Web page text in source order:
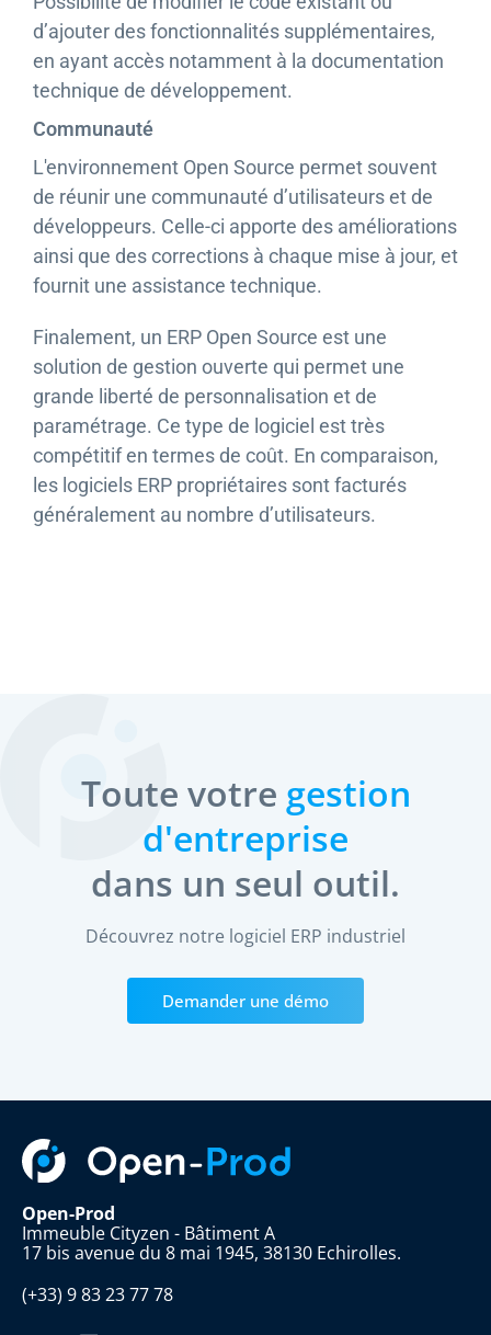
d’ajouter des fonctionnalités supplémentaires,
en ayant accès notamment à la documentation
technique de développement.
Communauté
L'environnement Open Source permet souvent
de réunir une communauté d’utilisateurs et de
développeurs. Celle-ci apporte des améliorations
ainsi que des corrections à chaque mise à jour, et
fournit une assistance technique.
Finalement, un ERP Open Source est une
solution de gestion ouverte qui permet une
grande liberté de personnalisation et de
paramétrage. Ce type de logiciel est très
compétitif en termes de coût. En comparaison,
les logiciels ERP propriétaires sont facturés
généralement au nombre d’utilisateurs.
Toute votre gestion
d'entreprise
dans un seul outil.
Découvrez notre logiciel ERP industriel
Demander une démo
Open-Prod
Immeuble Cityzen - Bâtiment A
17 bis avenue du 8 mai 1945, 38130 Echirolles.
(+33) 9 83 23 77 78